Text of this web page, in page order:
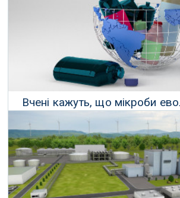
21 Лютого 2022 р.
Вчені кажуть, що мікроби
щоб поїдати пластикове
15 Грудня 2021 р.